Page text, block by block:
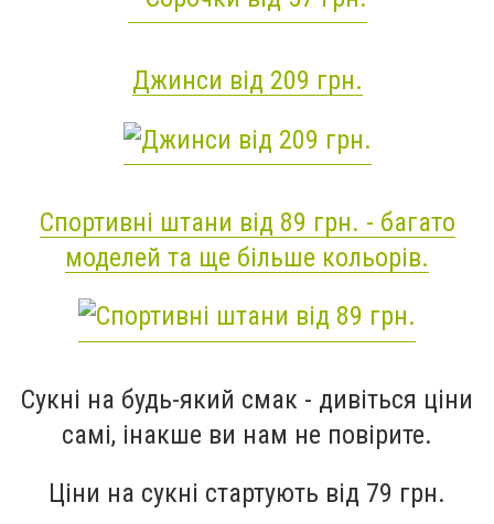
Джинси від 209 грн.
Спортивні штани від 89 грн. - багато
моделей та ще більше кольорів.
Сукні на будь-який смак - дивіться ціни
самі, інакше ви нам не повірите.
Ціни на сукні стартують від 79 грн.